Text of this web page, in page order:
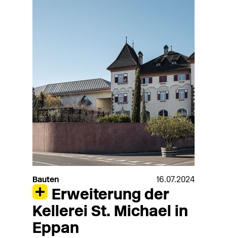
Bauten 16.07.2024
Erweiterung der
Kellerei St. Michael in
Eppan